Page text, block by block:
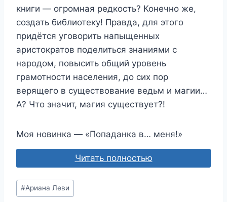
книги — огромная редкость? Конечно же,
создать библиотеку! Правда, для этого
придётся уговорить напыщенных
аристократов поделиться знаниями с
народом, повысить общий уровень
грамотности населения, до сих пор
верящего в существование ведьм и магии…
А? Что значит, магия существует?!
Моя новинка — «Попаданка в… меня!»
Читать полностью
Метки
записи:
#Ариана Леви